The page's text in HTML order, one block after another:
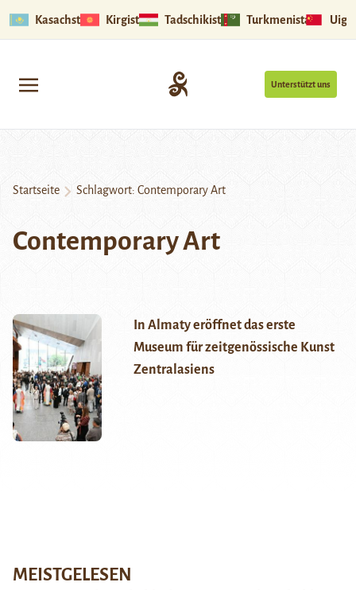
Kasachstan Kirgistan Tadschikistan Turkmenistan
Unterstützt uns
Startseite Schlagwort: Contemporary Art
Contemporary Art
In Almaty eröffnet das erste
Museum für zeitgenössische Kunst
Zentralasiens
MEISTGELESEN